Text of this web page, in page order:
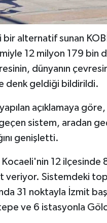
alternatif sunan
12 milyon 179 bin
dünyanın
denk geldiği bildirildi.
açıklamaya göre,
sistem, aradan
genişletti.
12 ilçesinde
Sistemdeki
31 noktayla İzmit
ve 6 istasyonla